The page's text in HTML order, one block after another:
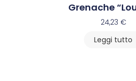
Grenache
24,23 €
Leggi tutto